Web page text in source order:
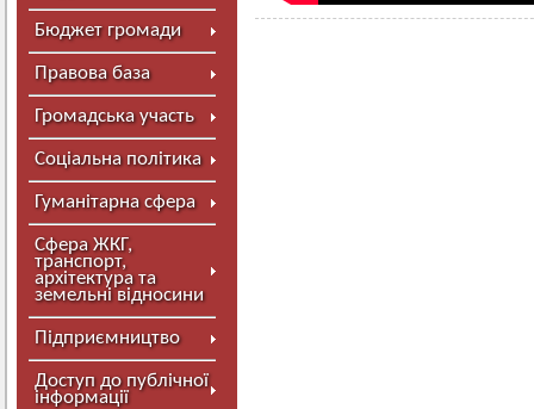
Бюджет громади
Правова база
Громадська участь
Соціальна політика
Гуманітарна сфера
Сфера ЖКГ,
транспорт,
архітектура та
земельні відносини
Підприємництво
Доступ до публічної
інформації